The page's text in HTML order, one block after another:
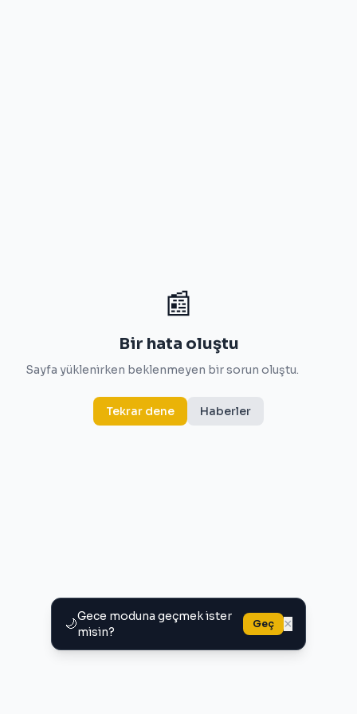
🌙Gece moduna geçmek ister
misin?
Geç ×
📰
Bir hata oluştu
Sayfa yüklenirken beklenmeyen bir sorun oluştu.
Tekrar dene Haberler